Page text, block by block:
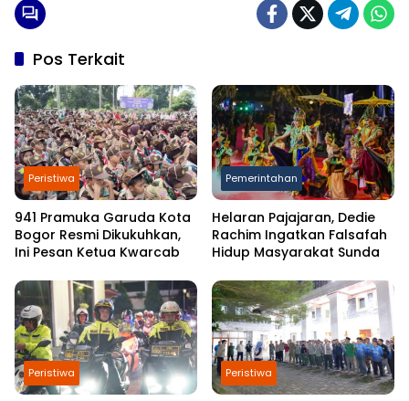
Pos Terkait
Peristiwa
941 Pramuka Garuda Kota
Bogor Resmi Dikukuhkan,
Ini Pesan Ketua Kwarcab
Pemerintahan
Helaran Pajajaran, Dedie
Rachim Ingatkan Falsafah
Hidup Masyarakat Sunda
Peristiwa Peristiwa